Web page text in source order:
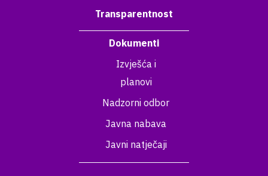
Transparentnost
Dokumenti
Izvješća i
planovi
Nadzorni odbor
Javna nabava
Javni natječaji